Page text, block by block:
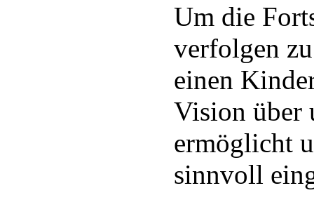
Um die
verfolgen
einen
Vision über
ermöglicht
sinnvoll